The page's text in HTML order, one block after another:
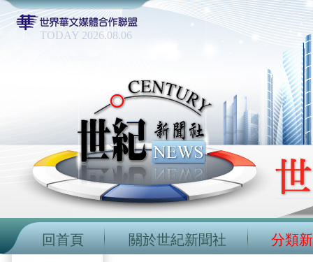
TODAY 2026.08.06
回首頁 關於世紀新聞社 分類